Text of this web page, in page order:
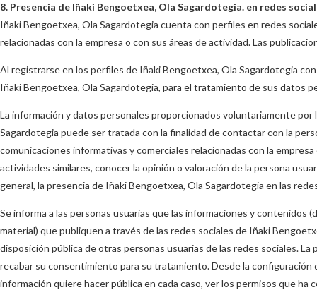
8. Presencia de Iñaki Bengoetxea, Ola Sagardotegia. en redes
Iñaki Bengoetxea, Ola Sagardotegia cuenta con perfiles en redes
relacionadas con la empresa o con sus áreas de actividad. Las
Al registrarse en los perfiles de Iñaki Bengoetxea, Ola Sagardotegia
Iñaki Bengoetxea, Ola Sagardotegia, para el tratamiento de sus datos
La información y datos personales proporcionados voluntariamente
Sagardotegia puede ser tratada con la finalidad de contactar con la
comunicaciones informativas y comerciales relacionadas con la
actividades similares, conocer la opinión o valoración de la persona
general, la presencia de Iñaki Bengoetxea, Ola Sagardotegia en las
Se informa a las personas usuarias que las informaciones y
material) que publiquen a través de las redes sociales de Iñaki
disposición pública de otras personas usuarias de las redes sociales.
recabar su consentimiento para su tratamiento. Desde la
información quiere hacer pública en cada caso, ver los permisos que